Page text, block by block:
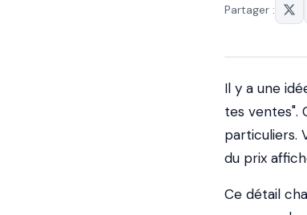
Partager :
Il y a une
tes ventes".
particuliers.
du prix
Ce détail